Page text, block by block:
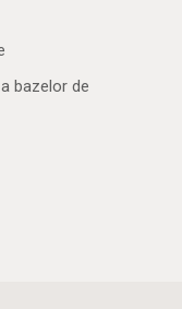
bazelor de